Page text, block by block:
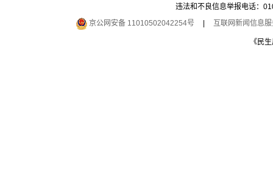
违法和不良信息举报电话：
京公网安备 11010502042254号
互联网新闻信息
《民